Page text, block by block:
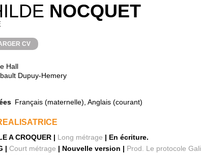
NOCQUET
CV
Hall
Dupuy-Hemery
Français (maternelle), Anglais (courant)
A CROQUER | Long métrage | En écriture.
|Court métrage | Nouvelle version | Prod. Le protocole Gali